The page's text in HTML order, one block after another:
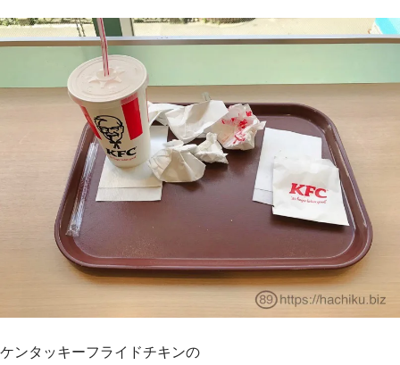
ケンタッキーフライドチキンの